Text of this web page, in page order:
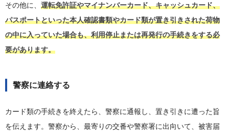
その他に、 運転免許証やマイナンバーカード、キャッシュカード、
パスポートといった本人確認書類やカード類が置き引きされた荷物
の中に入っていた場合も、利用停止または再発行の手続きをする必
要があります。
警察に連絡する
カード類の手続きを終えたら、警察に通報し、置き引きに遭った旨
を伝えます。警察から、最寄りの交番や警察署に出向いて、被害届